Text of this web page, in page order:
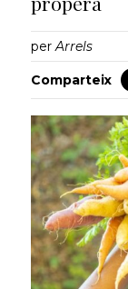
perArrels
Comparteix